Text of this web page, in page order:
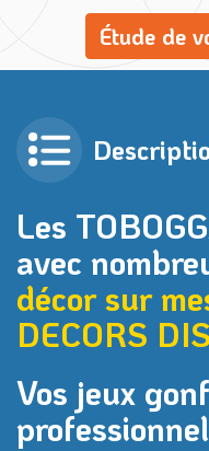
Étude de
Les
avec
décor sur
DECORS
Vos jeux